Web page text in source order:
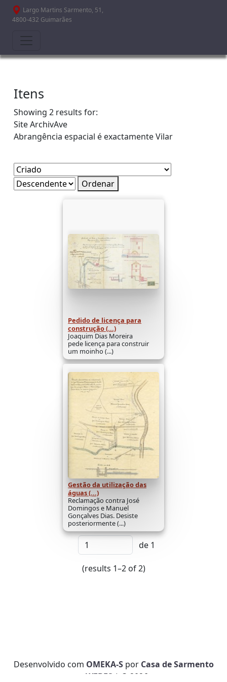
Passar para o conteúdo principal
Largo Martins Sarmento, 51,
4800-432 Guimarães
Itens
Showing 2 results for:
SiteArchivAve
Abrangência espacial é exactamenteVilar
Ordenar
Pedido de licença para
construção (...)
Joaquim Dias Moreira
pede licença para construir
um moinho (...)
Gestão da utilização das
águas (...)
Reclamação contra José
Domingos e Manuel
Gonçalves Dias. Desiste
posteriormente (...)
de 1
(results 1–2 of 2)
Desenvolvido com OMEKA-Spor Casa de Sarmento
WEBES | © 2026